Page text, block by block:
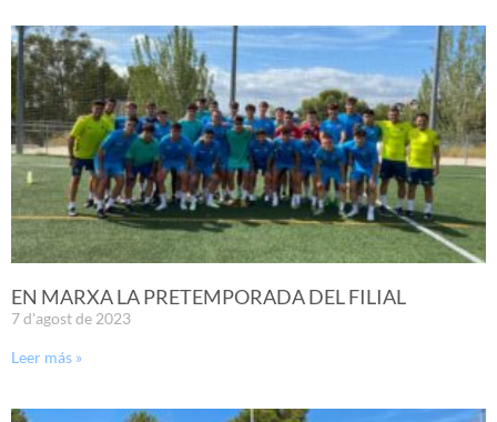
EN MARXA LA PRETEMPORADA DEL FILIAL
7 d'agost de 2023
Leer más »